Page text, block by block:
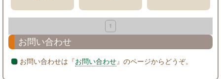
1
お問い合わせ
お問い合わせは『お問い合わせ』のページからどうぞ。